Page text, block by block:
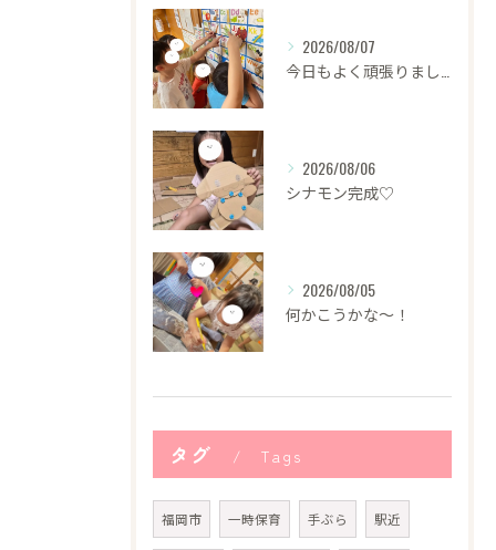
2026/08/07
2026/08/06
シナモン完成♡
2026/08/05
何かこうかな〜！
タグ Tags
福岡市 一時保育 手ぶら 駅近